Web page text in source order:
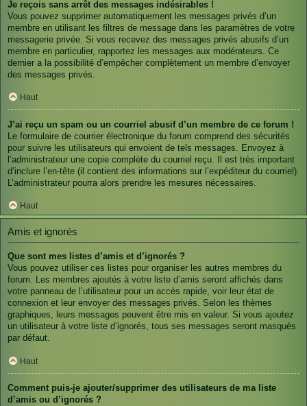
Je reçois sans arrêt des messages indésirables !
Vous pouvez supprimer automatiquement les messages privés d’un
membre en utilisant les filtres de message dans les paramètres de votre
messagerie privée. Si vous recevez des messages privés abusifs d’un
membre en particulier, rapportez les messages aux modérateurs. Ce
dernier a la possibilité d’empêcher complètement un membre d’envoyer
des messages privés.
Haut
J’ai reçu un spam ou un courriel abusif d’un membre de ce forum !
Le formulaire de courrier électronique du forum comprend des sécurités
pour suivre les utilisateurs qui envoient de tels messages. Envoyez à
l’administrateur une copie complète du courriel reçu. Il est très important
d’inclure l’en-tête (il contient des informations sur l’expéditeur du courriel).
L’administrateur pourra alors prendre les mesures nécessaires.
Haut
Amis et ignorés
Que sont mes listes d’amis et d’ignorés ?
Vous pouvez utiliser ces listes pour organiser les autres membres du
forum. Les membres ajoutés à votre liste d’amis seront affichés dans
votre panneau de l’utilisateur pour un accès rapide, voir leur état de
connexion et leur envoyer des messages privés. Selon les thèmes
graphiques, leurs messages peuvent être mis en valeur. Si vous ajoutez
un utilisateur à votre liste d’ignorés, tous ses messages seront masqués
par défaut.
Haut
Comment puis-je ajouter/supprimer des utilisateurs de ma liste
d’amis ou d’ignorés ?